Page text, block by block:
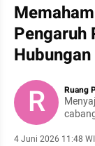
Pengaruh
R Ruang
4 Juni 2026 11:48